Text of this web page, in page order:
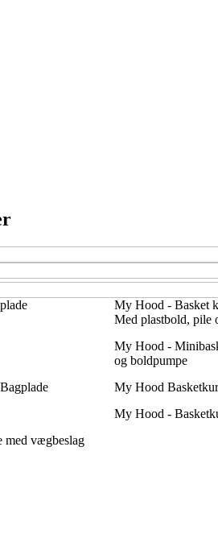
My Hood - Basket
Med plastbold, pile
My Hood -
og boldpumpe
My Hood
My Hood -
med vægbeslag